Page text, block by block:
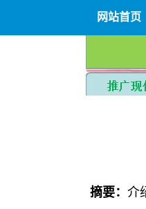
网站首页
摘要： 介